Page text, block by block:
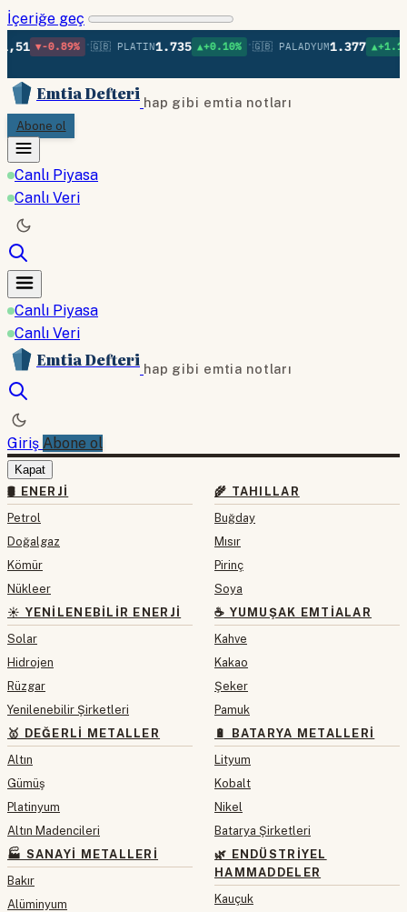
İçeriğe geç
•🇬🇧 PLATIN1.735 ▲+0.10% 🇬🇧 PALADYUM 1.377 ▲+1.11% 🇬🇧
Emtia Defteri hap gibi emtia notları
Abone ol
Canlı Piyasa
Canlı Veri
Canlı Piyasa
Canlı Veri
Emtia Defteri hap gibi emtia notları
Giriş Abone ol
Kapat
🛢 ENERJI
Petrol
Doğalgaz
Kömür
Nükleer
☀️ YENILENEBILIR ENERJI
Solar
Hidrojen
Rüzgar
Yenilenebilir Şirketleri
🥇 DEĞERLI METALLER
Altın
Gümüş
Platinyum
Altın Madencileri
🏭 SANAYI METALLERI
Bakır
Alüminyum
🌾 TAHILLAR
Buğday
Mısır
Pirinç
Soya
☕ YUMUŞAK EMTIALAR
Kahve
Kakao
Şeker
Pamuk
🔋 BATARYA METALLERI
Lityum
Kobalt
Nikel
Batarya Şirketleri
🌿 ENDÜSTRIYEL
HAMMADDELER
Kauçuk